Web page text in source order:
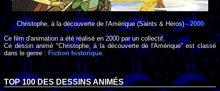
Christophe, à la découverte de l'Amérique(Saints & Héros) - 2000
Ce film d'animation a été réalisé en 2000 parun collectif
Ce dessin animé "Christophe, à la découverte de l'Amérique" est classé
dans le genre : Fiction historique
TOP 100 DES DESSINS ANIMÉS